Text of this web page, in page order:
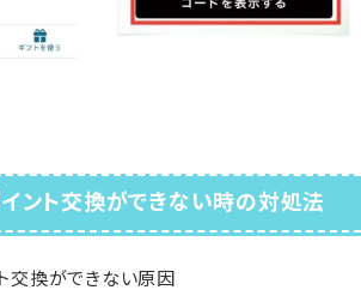
ント交換ができない時の対処法
交換ができない原因